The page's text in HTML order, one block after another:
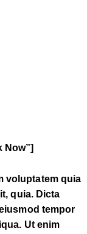
Now”]
voluptatem quia
quia. Dicta
tempor
Ut enim